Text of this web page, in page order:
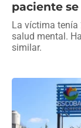
paciente
La víctima tenía
salud mental.
similar.